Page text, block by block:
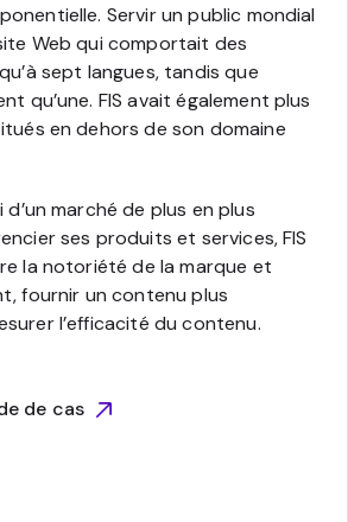
Servir un public mondial
Web qui comportait des
sept langues, tandis que
qu’une. FIS avait également plus
en dehors de son domaine
marché de plus en plus
ses produits et services, FIS
la notoriété de la marque et
fournir un contenu plus
l’efficacité du contenu.
de cas